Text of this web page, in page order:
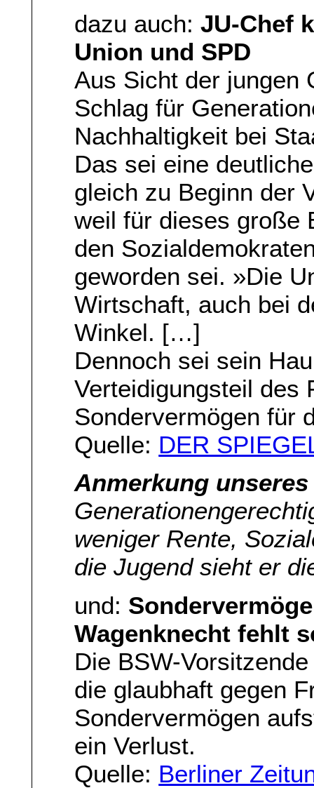
dazu auch:JU-Chef
Union und SPD
Aus Sicht der jungen
Schlag für
Nachhaltigkeit bei
Das sei eine
gleich zu Beginn der
weil für dieses große
den
geworden sei. »Die
Wirtschaft, auch bei
Winkel. […]
Dennoch sei sein
Verteidigungsteil des
Sondervermögen für
Quelle: DER
Anmerkung
weniger Rente,
die Jugend sieht er
und:
Wagenknecht fehlt
Die BSW-
die glaubhaft gegen
Sondervermögen
ein Verlust.
Quelle: Berliner